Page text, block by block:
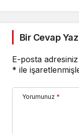
Bir Cevap Yaz
E-posta
* ile
Yorumunuz *